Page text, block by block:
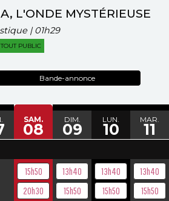
L'ONDE MYSTÉRIEUSE
| 01h29
PUBLIC
Bande-annonce
SAM.
08
DIM.
09
LUN.
10
MAR.
11
15h50
20h30
13h40
15h50
13h40
15h50
13h40
15h50